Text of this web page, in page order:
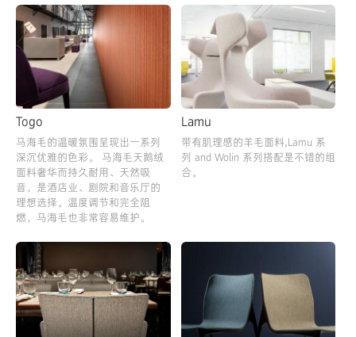
Togo
马海毛的温暖氛围呈现出一系列
深沉优雅的色彩。 马海毛天鹅绒
面料奢华而持久耐用、天然吸
音，是酒店业、剧院和音乐厅的
理想选择。温度调节和完全阻
燃，马海毛也非常容易维护。
Lamu
带有肌理感的羊毛面料,Lamu 系
列 and Wolin 系列搭配是不错的组
合。